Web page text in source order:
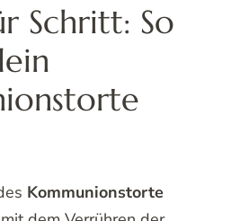
Schritt: So
Kommunionstorte